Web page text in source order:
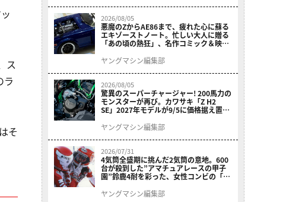
ス
ラ
そ
2026/08/05
悪魔のZからAE86まで、疲れた心に蘇る
エキゾーストノート。忙しい大人に贈る
「あの頃の熱狂」、名作コミック＆映画
結！
ヤングマシン編集部
2026/08/05
驚異のスーパーチャージャー! 200馬力の
モンスターが再び。カワサキ「Z H2
SE」2027年モデルが9/5に価格据え置き
ヤングマシン編集部
2026/07/31
4気筒全盛期に挑んだ2気筒の意地。600
台が殺到した”アマチュアレースの甲子
園”鈴鹿4耐を彩った、女性コンビの「ス
ヤングマシン編集部